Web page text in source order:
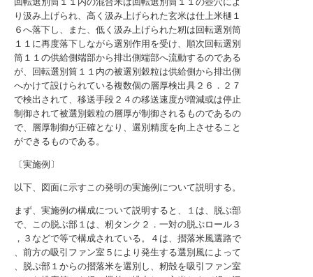
り汲み上げられ、高く汲み上げられた玄米は仕上米樋１
６へ落下し、また、低く汲み上げられた籾は回転選別筒
１１に再度落下しながら選別作用を受け、順次回転選別
筒１１の供給側端部から排出側端部へ流動するのである
が、回転選別筒１１内の被選別穀粒は供給側から排出側
へかけて設けられている複数個の層厚検出具２６．２７
で検出されて、移送手段２４の移送速度が増減或は停止
制御されて被選別穀粒の層厚が制御されるものであるの
で、層厚制御が正確となり、選別精度を向上させること
ができるものである。
〔実施例〕
以下、図面に示すこの発明の実施例について説明する。
まず、実施例の構成について説明すると、１は、脱ぶ部
で、この脱ぶ部１は、籾タンク２．一対の脱ぷロール３
，３などで等で構成されている。４は、摺落米風選路で
、前方の吸引ファン室５により発生する選別風によって
、脱ぷ部１からの摺落米を選別し、籾殻を吸引ファン室